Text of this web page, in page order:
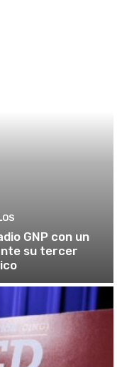
GNP con un
su tercer